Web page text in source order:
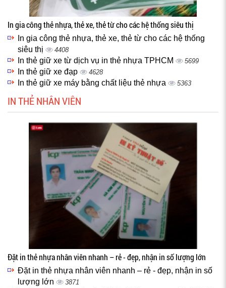
In gia công thẻ nhựa, thẻ xe, thẻ từ cho các hệ thống siêu thị
In gia công thẻ nhựa, thẻ xe, thẻ từ cho các hệ thống
siêu thị
4408
In thẻ giữ xe từ dịch vụ in thẻ nhựa TPHCM 5699
In thẻ giữ xe đạp 4628
In thẻ giữ xe máy bằng chất liệu thẻ nhựa 5363
IN THẺ NHÂN VIÊN
Đặt in thẻ nhựa nhân viên nhanh – rẻ - đẹp, nhận in số lượng lớn
Đặt in thẻ nhựa nhân viên nhanh – rẻ - đẹp, nhận in số
lượng lớn
3871